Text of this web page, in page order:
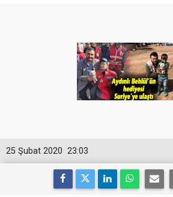
23:03
25 Şubat 2020